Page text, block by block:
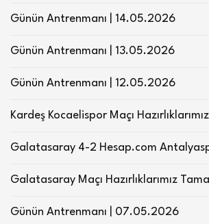
Günün Antrenmanı | 14.05.2026
Günün Antrenmanı | 13.05.2026
Günün Antrenmanı | 12.05.2026
Kardeş Kocaelispor Maçı
Galatasaray 4-2 Hesap.com
Galatasaray Maçı Hazırlıklarımız
Günün Antrenmanı | 07.05.2026